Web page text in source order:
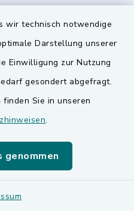
wir technisch notwendige
Darstellung unserer
Einwilligung zur Nutzung
gesondert abgefragt.
Sie in unseren
.
genommen